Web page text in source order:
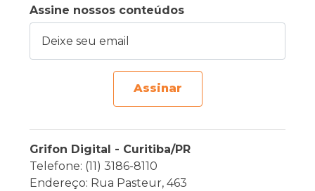
Assine nossos conteúdos
Assinar
Grifon Digital - Curitiba/PR
Telefone: (11) 3186-8110
Endereço: Rua Pasteur, 463